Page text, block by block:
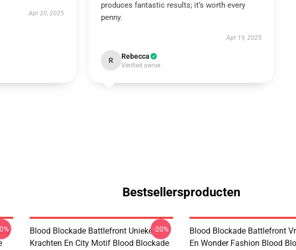
Apr 20, 2025
produces fantastic results; it’s worth every
penny.
Apr 19, 2025
R Rebecca
Verified owner
Bestsellersproducten
Blood Blockade Battlefront Unieke
Krachten En City Motif Blood Blockade
-20%
Blood Blockade Battlefront
En Wonder Fashion Blood